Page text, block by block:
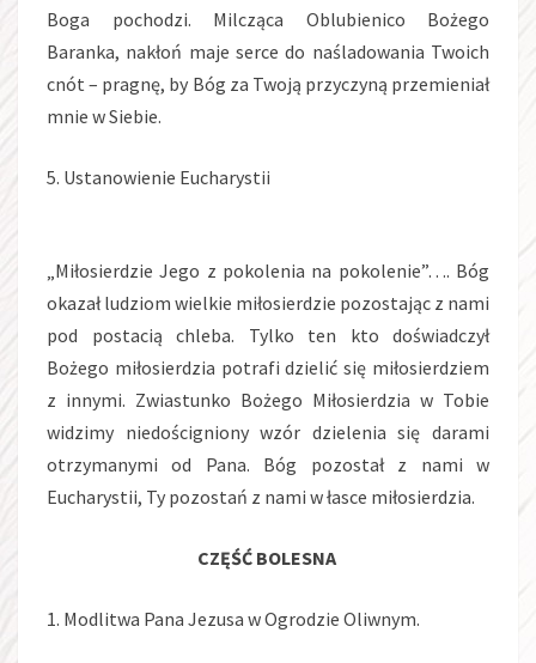
Boga pochodzi. Milcząca Oblubienico Bożego
Baranka, nakłoń maje serce do naśladowania Twoich
cnót – pragnę, by Bóg za Twoją przyczyną przemieniał
mnie w Siebie.
5. Ustanowienie Eucharystii
„Miłosierdzie Jego z pokolenia na pokolenie”…. Bóg
okazał ludziom wielkie miłosierdzie pozostając z nami
pod postacią chleba. Tylko ten kto doświadczył
Bożego miłosierdzia potrafi dzielić się miłosierdziem
z innymi. Zwiastunko Bożego Miłosierdzia w Tobie
widzimy niedościgniony wzór dzielenia się darami
otrzymanymi od Pana. Bóg pozostał z nami w
Eucharystii, Ty pozostań z nami w łasce miłosierdzia.
CZĘŚĆ BOLESNA
1. Modlitwa Pana Jezusa w Ogrodzie Oliwnym.